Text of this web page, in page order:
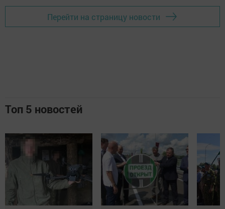
Перейти на страницу новости
Топ 5 новостей